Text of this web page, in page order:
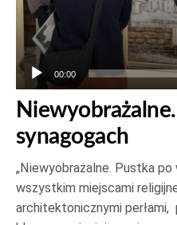
00:00
synagogach
„Niewyobrażalne. Pustka po
wszystkim miejscami
architektonicznymi